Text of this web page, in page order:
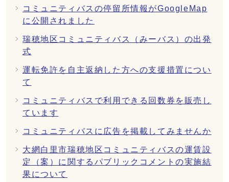
コミュニティバスの停留所情報がGoogleMap
に公開されました
瑞穂地区コミュニティバス（みーバス）の出発
式
運転免許を自主返納した方への支援措置につい
て
コミュニティバスで利用できる回数券を販売し
ています
コミュニティバスに広告を掲載してみませんか
大網白里市瑞穂地区コミュニティバスの運賃設
定（案）に関するパブリックコメントの実施結
果について